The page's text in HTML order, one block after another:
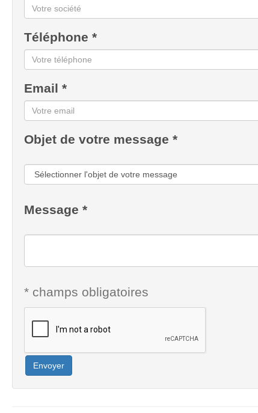
Téléphone *
Email *
Objet de votre message *
Message *
* champs obligatoires
Envoyer